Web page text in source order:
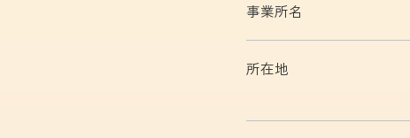
事業所名
所在地